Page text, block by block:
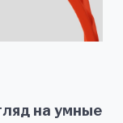
на умные